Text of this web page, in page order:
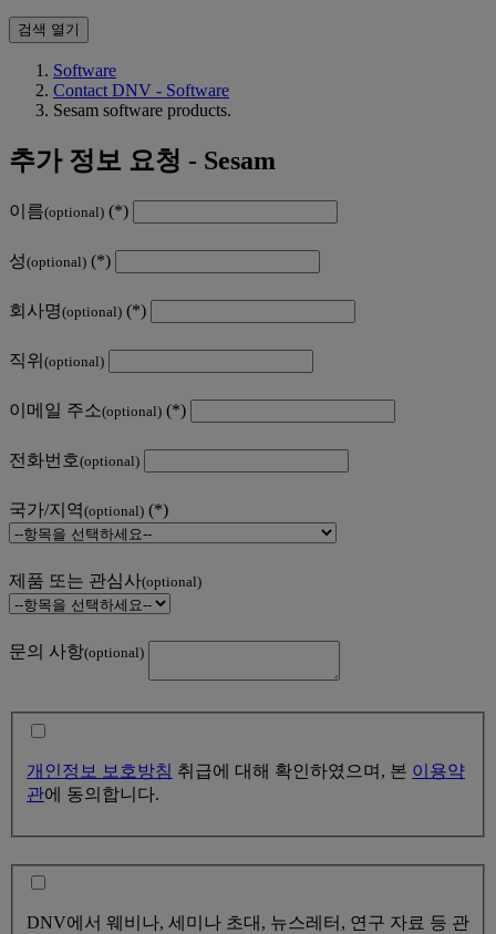
검색 열기
Software
Contact DNV - Software
Sesam software products.
추가 정보 요청 - Sesam
이름(optional)
성(optional)
회사명(optional)
직위 (optional)
이메일 주소(optional)
전화번호(optional)
국가/지역(optional)
제품 또는 관심사(optional)
문의 사항(optional)
개인정보 보호방침 취급에 대해 확인하였으며, 본 이용약
관에 동의합니다.
DNV에서 웨비나, 세미나 초대, 뉴스레터, 연구 자료 등 관